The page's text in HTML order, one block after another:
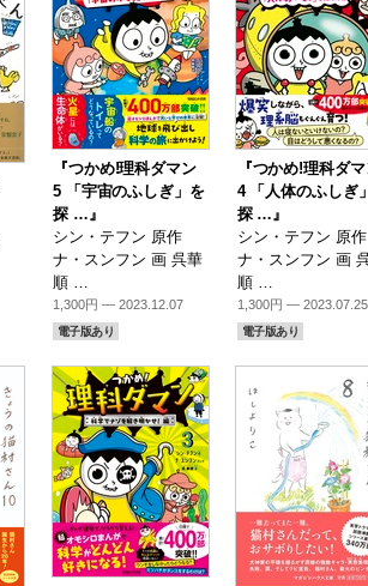
『つかめ!理科ダマン
5 「宇宙のふしぎ」を
探 …』
シン・テフン 原作
ナ・スンフン 画 呉華
順 …
1,300円 — 2023.12.07
電子版あり
『つかめ!理科ダ
4 「人体のふしぎ
探 …』
シン・テフン 原作
ナ・スンフン 画
順 …
1,300円 — 2023.07.25
電子版あり